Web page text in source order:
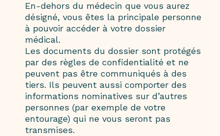
En-dehors du médecin que vous aurez
désigné, vous êtes la principale personne
à pouvoir accéder à votre dossier
médical.
Les documents du dossier sont protégés
par des règles de confidentialité et ne
peuvent pas être communiqués à des
tiers. Ils peuvent aussi comporter des
informations nominatives sur d’autres
personnes (par exemple de votre
entourage) qui ne vous seront pas
transmises.